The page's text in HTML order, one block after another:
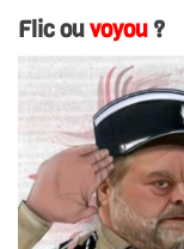
Flic ouvoyou ?